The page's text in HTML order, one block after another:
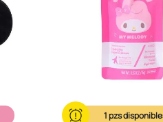
1